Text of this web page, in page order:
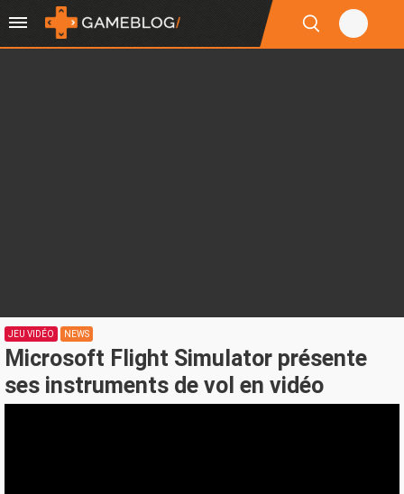
JEU VIDÉO NEWS
Microsoft Flight Simulator présente
ses instruments de vol en vidéo